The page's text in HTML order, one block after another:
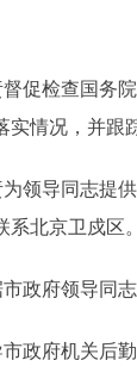
检查国务院
实情况，并跟
导同志提供
系北京卫戍区。
府领导同志
府机关后勤